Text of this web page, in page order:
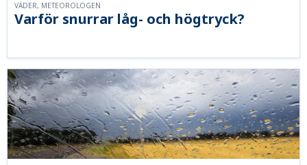
Varför snurrar låg- och högtryck?
VÄDER, METEOROLOGEN